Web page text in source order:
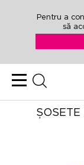
Pentru a
să